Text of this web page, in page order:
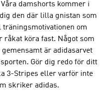
damshorts kommer i
den där lilla gnistan som
om
råkat köra fast. Något som
är adidasarvet
Gör dig redo för ditt
3-Stripes eller varför inte
skriker adidas.